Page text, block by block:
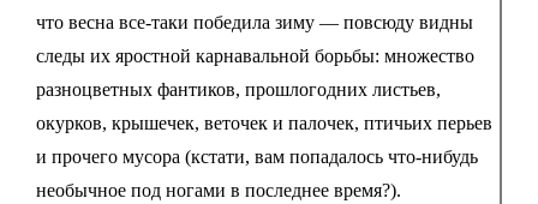
что весна все-таки победила зиму — повсюду видны
следы их яростной карнавальной борьбы: множество
разноцветных фантиков, прошлогодних листьев,
окурков, крышечек, веточек и палочек, птичьих перьев
и прочего мусора (кстати, вам попадалось что-нибудь
необычное под ногами в последнее время?).